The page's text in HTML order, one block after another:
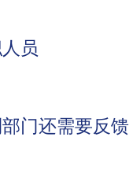
员
门还需要反馈